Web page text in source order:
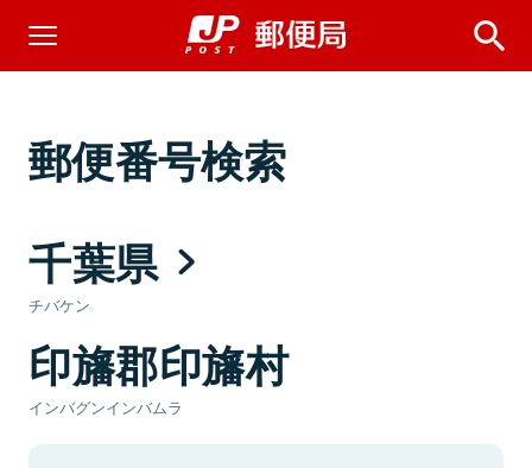
郵便番号検索
千葉県
チバケン
印旛郡印旛村
インバグンインバムラ